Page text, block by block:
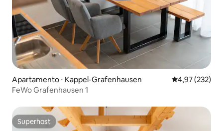
Apartamento ⋅ Kappel-Grafenhausen 4,97 de uma
4,97 (232)
FeWo Grafenhausen 1
Superhost
Superhost